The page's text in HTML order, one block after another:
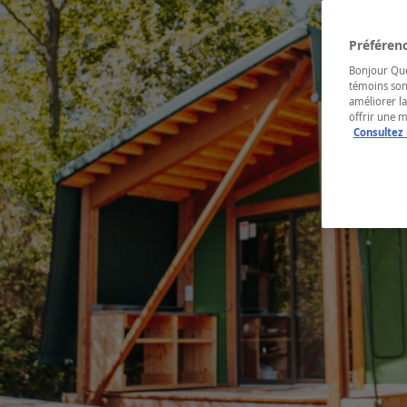
Bonjour
témoins
améliorer
offrir une